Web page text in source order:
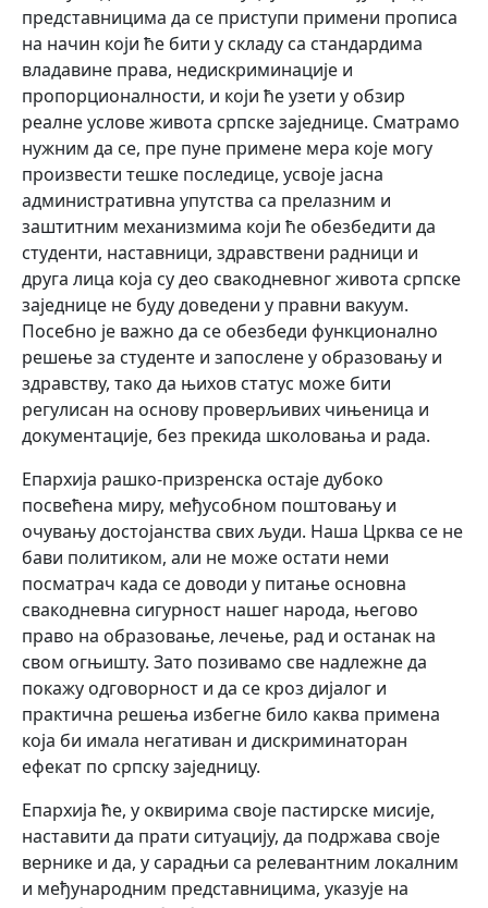
представницима да се приступи примени прописа
на начин који ће бити у складу са стандардима
владавине права, недискриминације и
пропорционалности, и који ће узети у обзир
реалне услове живота српске заједнице. Сматрамо
нужним да се, пре пуне примене мера које могу
произвести тешке последице, усвоје јасна
административна упутства са прелазним и
заштитним механизмима који ће обезбедити да
студенти, наставници, здравствени радници и
друга лица која су део свакодневног живота српске
заједнице не буду доведени у правни вакуум.
Посебно је важно да се обезбеди функционално
решење за студенте и запослене у образовању и
здравству, тако да њихов статус може бити
регулисан на основу проверљивих чињеница и
документације, без прекида школовања и рада.
Епархија рашко-призренска остаје дубоко
посвећена миру, међусобном поштовању и
очувању достојанства свих људи. Наша Црква се не
бави политиком, али не може остати неми
посматрач када се доводи у питање основна
свакодневна сигурност нашег народа, његово
право на образовање, лечење, рад и останак на
свом огњишту. Зато позивамо све надлежне да
покажу одговорност и да се кроз дијалог и
практична решења избегне било каква примена
која би имала негативан и дискриминаторан
ефекат по српску заједницу.
Епархија ће, у оквирима своје пастирске мисије,
наставити да прати ситуацију, да подржава своје
вернике и да, у сарадњи са релевантним локалним
и међународним представницима, указује на